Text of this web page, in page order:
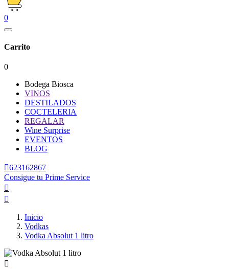
0
Carrito
0
Bodega Biosca
VINOS
DESTILADOS
COCTELERIA
REGALAR
Wine Surprise
EVENTOS
BLOG
623162867
Consigue tu Prime Service


Inicio
Vodkas
Vodka Absolut 1 litro
